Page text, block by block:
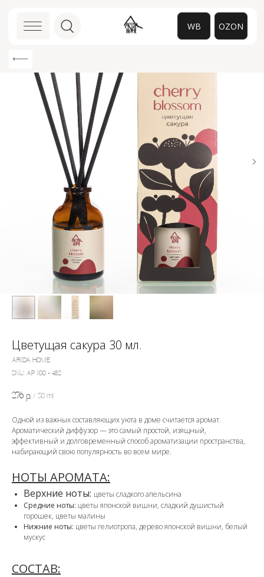
WB
Цветущая сакура 30 мл.
ARIDA HOME
SKU: АР 100 - 482
276 р. / 30 ml
Одной из важных составляющих уюта в доме считается аромат.
Ароматический диффузор — это самый простой, изящный,
эффективный и долговременный способ ароматизации пространства,
набирающий свою популярность во всем мире.
НОТЫ АРОМАТА:
Верхние ноты: цветы сладкого апельсина
Средние ноты: цветы японской вишни, сладкий душистый
горошек, цветы малины
Нижние ноты: цветы гелиотропа, дерево японской вишни, белый
мускус
СОСТАВ: